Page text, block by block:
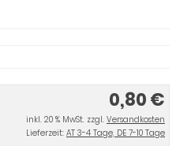
0,80 €
inkl. 20 % MwSt. zzgl. Versandkosten
Lieferzeit: AT 3-4 Tage, DE 7-10 Tage